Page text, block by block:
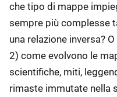
che tipo di mappe
sempre più complesse
una relazione inversa?
2) come evolvono le
scientifiche, miti,
rimaste immutate nella